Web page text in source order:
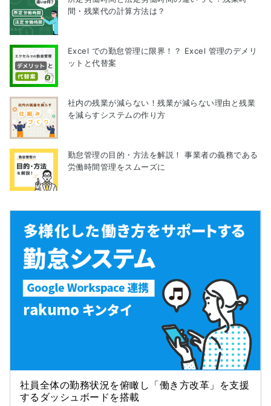
間・残業代の計算方法は？
Excel での勤怠管理に限界！？ Excel 管理のデメリ
ットと代替案
社内の残業が減らない！残業が減らない理由と残業
を減らすシステムの作り方
勤怠管理の目的・方法を解説！ 事業者の義務である
労働時間管理をスムーズに
社員全体の勤務状況を俯瞰し「働き方改革」を支援
するダッシュボードを搭載